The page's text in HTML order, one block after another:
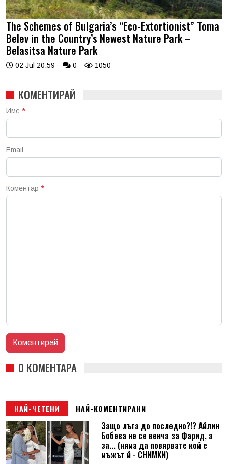
The Schemes of Bulgaria’s “Eco-Extortionist” Toma
Belev in the Country’s Newest Nature Park –
Belasitsa Nature Park
02 Jul 20:59 0 1050
КОМЕНТИРАЙ
Име *
Email
Коментар *
0 КОМЕНТАРА
НАЙ-ЧЕТЕНИ НАЙ-КОМЕНТИРАНИ
Защо лъга до последно?!? Айлин
Бобева не се венча за Фарид, а
за... (няма да повярвате кой е
мъжът й - СНИМКИ)